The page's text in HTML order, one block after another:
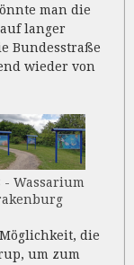
man die
langer
Bundesstraße
wieder von
- Wassarium
die
um zum